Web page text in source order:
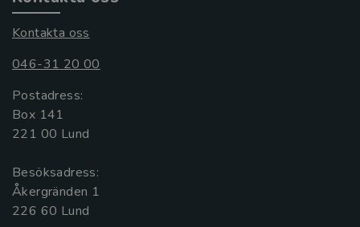
Kontakta oss
046-31 20 00
Postadress:
Box 141
221 00 Lund
Besöksadress:
Åkergränden 1